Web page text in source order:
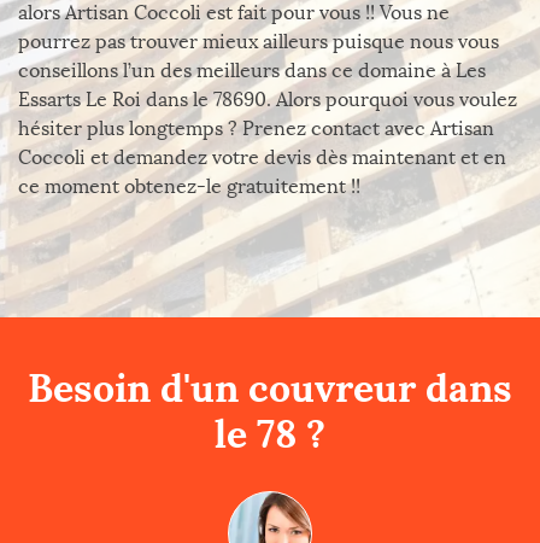
alors Artisan Coccoli est fait pour vous !! Vous ne
pourrez pas trouver mieux ailleurs puisque nous vous
conseillons l’un des meilleurs dans ce domaine à Les
Essarts Le Roi dans le 78690. Alors pourquoi vous voulez
hésiter plus longtemps ? Prenez contact avec Artisan
Coccoli et demandez votre devis dès maintenant et en
ce moment obtenez-le gratuitement !!
Besoin d'un couvreur dans
le 78 ?